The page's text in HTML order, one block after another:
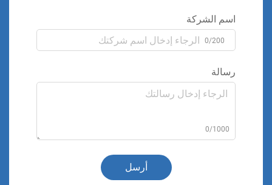
اسم الشركة
0/200
رسالة
0/1000
أرسل